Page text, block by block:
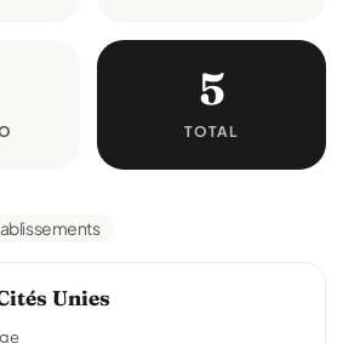
5
TOTAL
Unies